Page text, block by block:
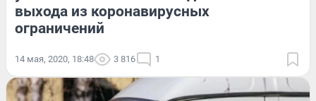
выхода из коронавирусных
ограничений
14 мая, 2020, 18:48 3 816 1